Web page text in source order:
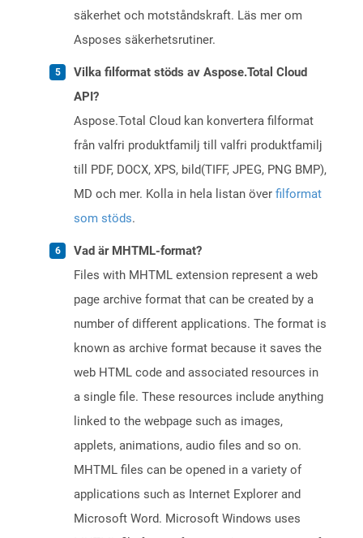
säkerhet och motståndskraft. Läs mer om
Asposes säkerhetsrutiner.
Vilka filformat stöds av Aspose.Total Cloud
API?
Aspose.Total Cloud kan konvertera filformat
från valfri produktfamilj till valfri produktfamilj
till PDF, DOCX, XPS, bild(TIFF, JPEG, PNG BMP),
MD och mer. Kolla in hela listan över filformat
som stöds.
Vad är MHTML-format?
Files with MHTML extension represent a web
page archive format that can be created by a
number of different applications. The format is
known as archive format because it saves the
web HTML code and associated resources in
a single file. These resources include anything
linked to the webpage such as images,
applets, animations, audio files and so on.
MHTML files can be opened in a variety of
applications such as Internet Explorer and
Microsoft Word. Microsoft Windows uses